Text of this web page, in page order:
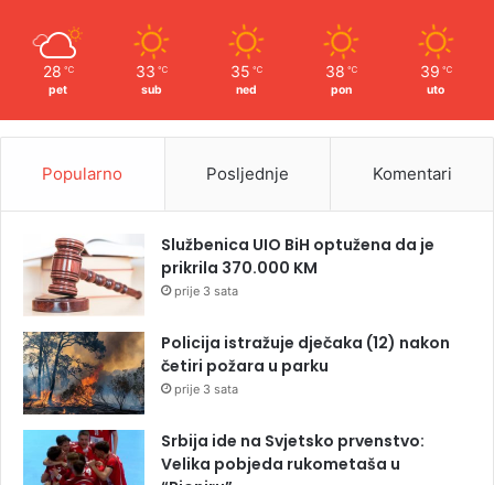
28 ℃
pet
33 ℃
sub
35 ℃
ned
38 ℃
pon
39 ℃
uto
Popularno Posljednje Komentari
Službenica UIO BiH optužena da je
prikrila 370.000 KM
prije 3 sata
Policija istražuje dječaka (12) nakon
četiri požara u parku
prije 3 sata
Srbija ide na Svjetsko prvenstvo:
Velika pobjeda rukometaša u